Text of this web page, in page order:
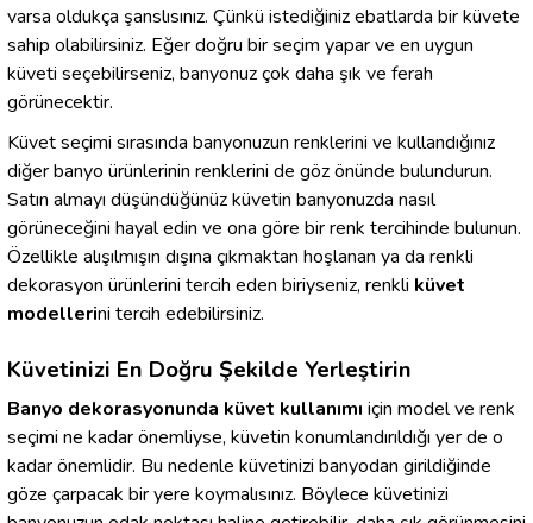
varsa oldukça şanslısınız. Çünkü istediğiniz ebatlarda bir küvete
sahip olabilirsiniz. Eğer doğru bir seçim yapar ve en uygun
küveti seçebilirseniz, banyonuz çok daha şık ve ferah
görünecektir.
Küvet seçimi sırasında banyonuzun renklerini ve kullandığınız
diğer banyo ürünlerinin renklerini de göz önünde bulundurun.
Satın almayı düşündüğünüz küvetin banyonuzda nasıl
görüneceğini hayal edin ve ona göre bir renk tercihinde bulunun.
Özellikle alışılmışın dışına çıkmaktan hoşlanan ya da renkli
dekorasyon ürünlerini tercih eden biriyseniz, renkli küvet
modellerini tercih edebilirsiniz.
Küvetinizi En Doğru Şekilde Yerleştirin
Banyo dekorasyonunda küvet kullanımı için model ve renk
seçimi ne kadar önemliyse, küvetin konumlandırıldığı yer de o
kadar önemlidir. Bu nedenle küvetinizi banyodan girildiğinde
göze çarpacak bir yere koymalısınız. Böylece küvetinizi